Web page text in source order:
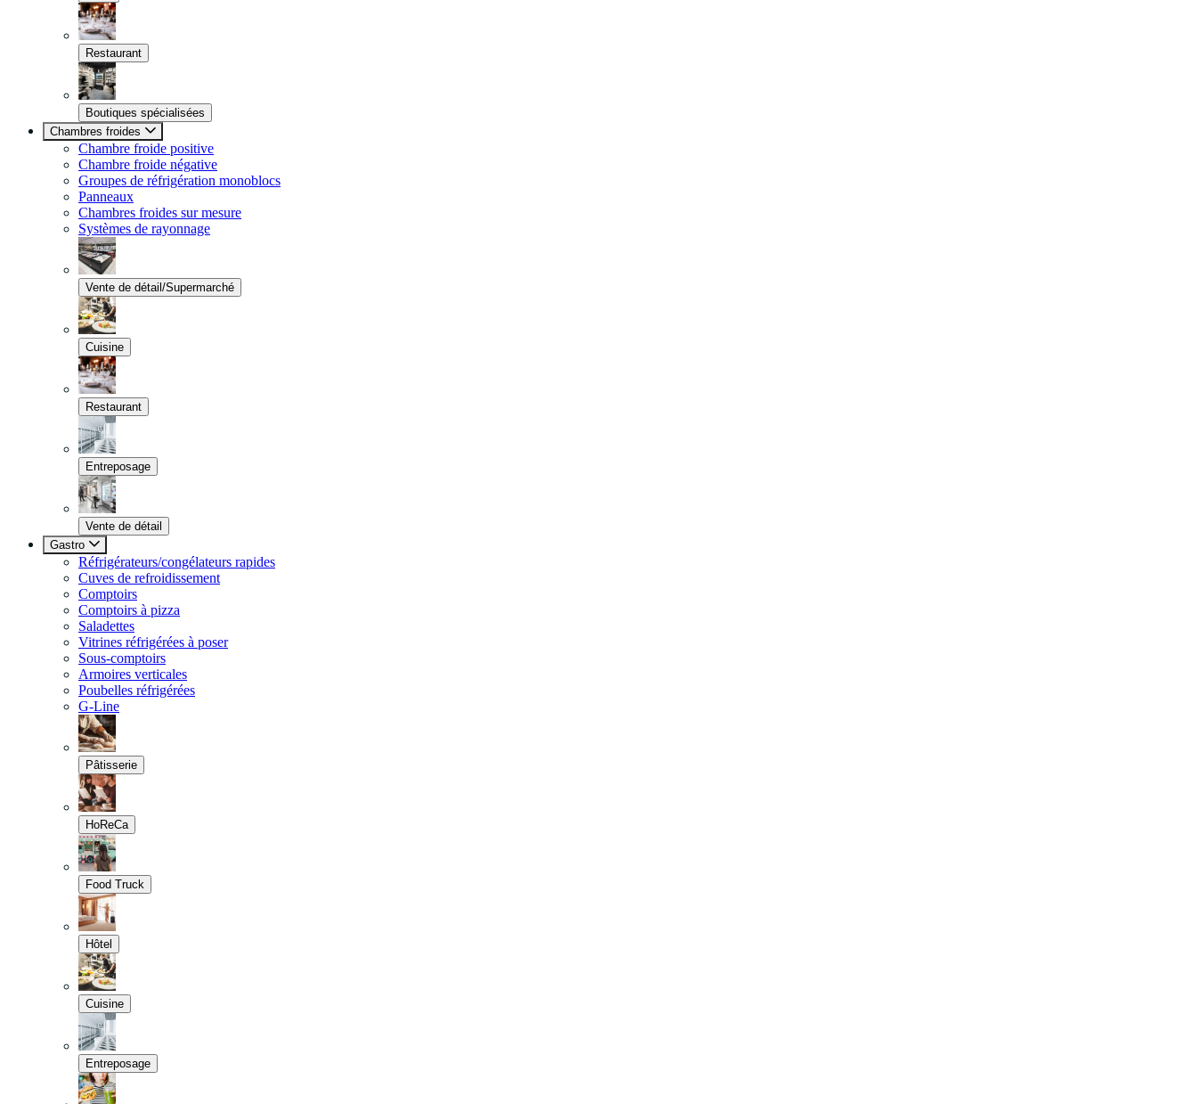
Restaurant
Boutiques spécialisées
Chambres froides
Chambre froide positive
Chambre froide négative
Groupes de réfrigération monoblocs
Panneaux
Chambres froides sur mesure
Systèmes de rayonnage
Vente de détail/Supermarché
Cuisine
Restaurant
Entreposage
Vente de détail
Gastro
Réfrigérateurs/congélateurs rapides
Cuves de refroidissement
Comptoirs
Comptoirs à pizza
Saladettes
Vitrines réfrigérées à poser
Sous-comptoirs
Armoires verticales
Poubelles réfrigérées
G-Line
Pâtisserie
HoReCa
Food Truck
Hôtel
Cuisine
Entreposage